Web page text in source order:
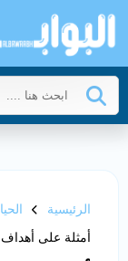
الرئيسية
أمثلة على